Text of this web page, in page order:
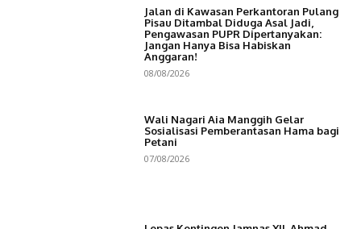
Jalan di Kawasan Perkantoran Pulang
Pisau Ditambal Diduga Asal Jadi,
Pengawasan PUPR Dipertanyakan:
Jangan Hanya Bisa Habiskan
Anggaran!
08/08/2026
Wali Nagari Aia Manggih Gelar
Sosialisasi Pemberantasan Hama bagi
Petani
07/08/2026